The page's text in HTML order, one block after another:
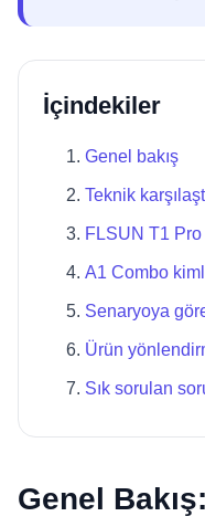
İçindekiler
Genel bakış
Teknik
FLSUN T1
A1 Combo
Senaryoya
Ürün
Sık sorulan
Genel